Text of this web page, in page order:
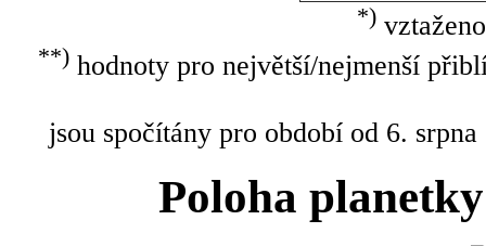
*)
**)hodnoty pro největší/nejmenší
jsou spočítány pro období od 6.
Poloha